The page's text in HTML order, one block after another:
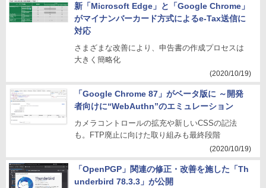
新「Microsoft Edge」と「Google Chrome」
がマイナンバーカード方式によるe-Tax送信に
対応
さまざまな改善により、申告書の作成プロセスは
大きく簡略化
(2020/10/19)
「Google Chrome 87」がベータ版に ～開発
者向けに“WebAuthn”のエミュレーション
カメラコントロールの拡充や新しいCSSの記法
も。FTP廃止に向けた取り組みも最終段階
(2020/10/19)
「OpenPGP」関連の修正・改善を施した「Th
underbird 78.3.3」が公開